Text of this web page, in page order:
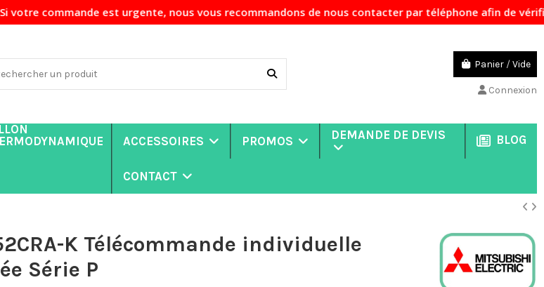
urgente, nous vous recommandons de nous contacter par téléphone afin de vérifier la
Panier /Vide
Connexion
ACCESSOIRES PROMOS DEMANDE DE DEVIS BLOG
CONTACT
K Télécommande individuelle
Série P